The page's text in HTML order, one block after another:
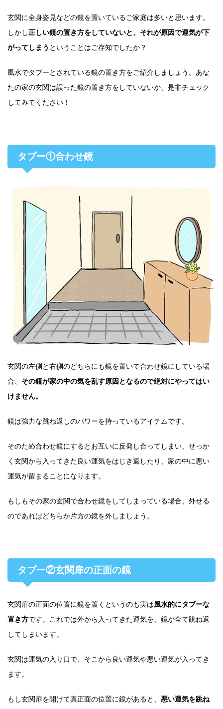
玄関に全身姿見などの鏡を置いているご家庭は多いと思います。
しかし正しい鏡の置き方をしていないと、それが原因で運気が下
がってしまう ということはご存知でしたか？
風水でタブーとされている鏡の置き方をご紹介しましょう。あな
たの家の玄関は誤った鏡の置き方をしていないか、是非チェック
してみてください！
タブー①合わせ鏡
玄関の左側と右側のどちらにも鏡を置いて合わせ鏡にしている場
合、 その鏡が家の中の気を乱す原因となるので絶対にやってはい
けません。
鏡は強力な跳ね返しのパワーを持っているアイテムです。
そのため合わせ鏡にするとお互いに反発し合ってしまい、せっか
く玄関から入ってきた良い運気をはじき返したり、家の中に悪い
運気が留まることになります。
もしもその家の玄関で合わせ鏡をしてしまっている場合、外せる
のであればどちらか片方の鏡を外しましょう。
タブー②玄関扉の正面の鏡
玄関扉の正面の位置に鏡を置くというのも実は風水的にタブーな
置き方です。これでは外から入ってきた運気を、鏡が全て跳ね返
してしまいます。
玄関は運気の入り口で、そこから良い運気や悪い運気が入ってき
ます。
もし玄関扉を開けて真正面の位置に鏡があると、 悪い運気を跳ね